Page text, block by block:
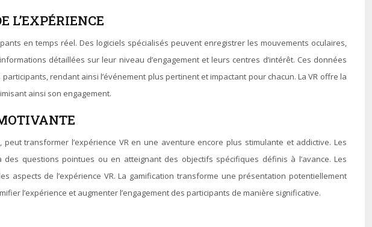
L’EXPÉRIENCE
en temps réel. Des logiciels spécialisés peuvent enregistrer les mouvements oculaires,
détaillées sur leur niveau d’engagement et leurs centres d’intérêt. Ces données
rendant ainsi l’événement plus pertinent et impactant pour chacun. La VR offre la
ainsi son engagement.
transformer l’expérience VR en une aventure encore plus stimulante et addictive. Les
questions pointues ou en atteignant des objectifs spécifiques définis à l’avance. Les
de l’expérience VR. La gamification transforme une présentation potentiellement
l’expérience et augmenter l’engagement des participants de manière significative.